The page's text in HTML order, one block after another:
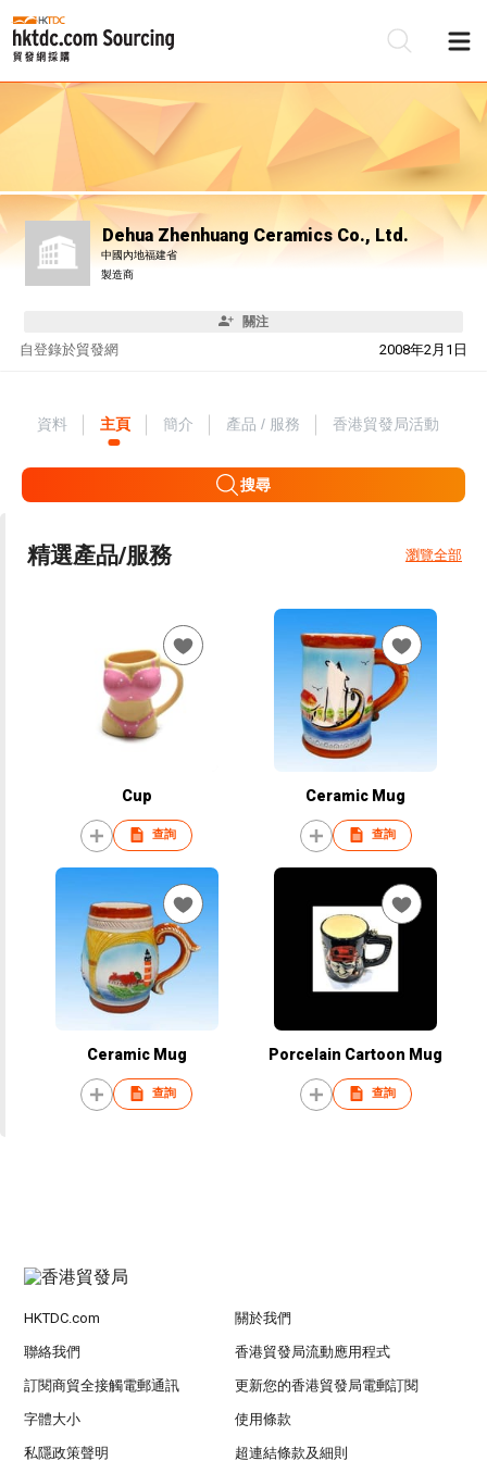
Dehua Zhenhuang Ceramics Co., Ltd.
中國內地福建省
製造商
關注
自 2008年2月1日
登錄於貿發網
資料 主頁 簡介 產品 / 服務 香港貿發局活動
搜尋
精選產品/服務 瀏覽全部
Cup
查詢
Ceramic Mug
查詢
Ceramic Mug
查詢
Porcelain Cartoon Mug
查詢
HKTDC.com 關於我們
聯絡我們 香港貿發局流動應用程式
訂閱商貿全接觸電郵通訊 更新您的香港貿發局電郵訂閱
字體大小 使用條款
私隱政策聲明 超連結條款及細則